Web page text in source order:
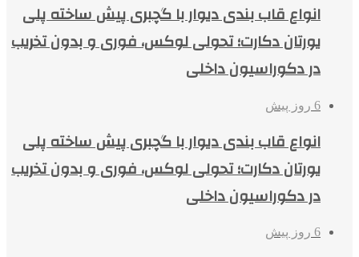
انواع قاب بندی دیوار با گچبری پیش ساخته پلی
یورتان دکارت؛ تحولی لوکس، فوری و بدون تخریب
در دکوراسیون داخلی
6 روز پیش
انواع قاب بندی دیوار با گچبری پیش ساخته پلی
یورتان دکارت؛ تحولی لوکس، فوری و بدون تخریب
در دکوراسیون داخلی
6 روز پیش